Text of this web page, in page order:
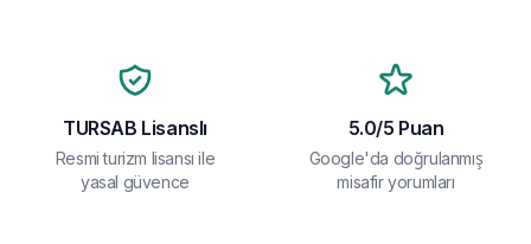
TURSAB Lisanslı
Resmi turizm lisansı ile
yasal güvence
5.0/5 Puan
Google'da doğrulanmış
misafir yorumları